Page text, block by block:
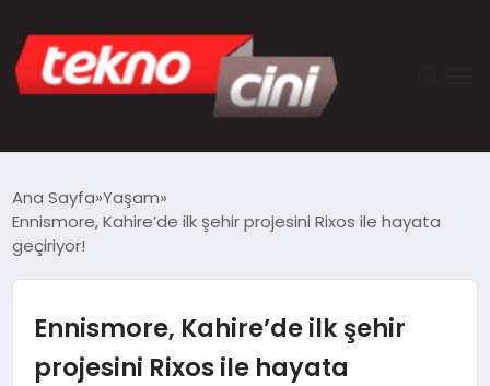
TEKNOLOJI
Ana Sayfa Yaşam
Ennismore, Kahire’de ilk şehir projesini Rixos ile hayata
geçiriyor!
Ennismore, Kahire’de ilk şehir
projesini Rixos ile hayata